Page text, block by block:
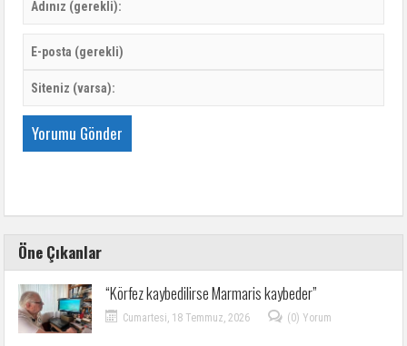
Öne Çıkanlar
“Körfez kaybedilirse Marmaris kaybeder”
Cumartesi, 18 Temmuz, 2026 (0) Yorum